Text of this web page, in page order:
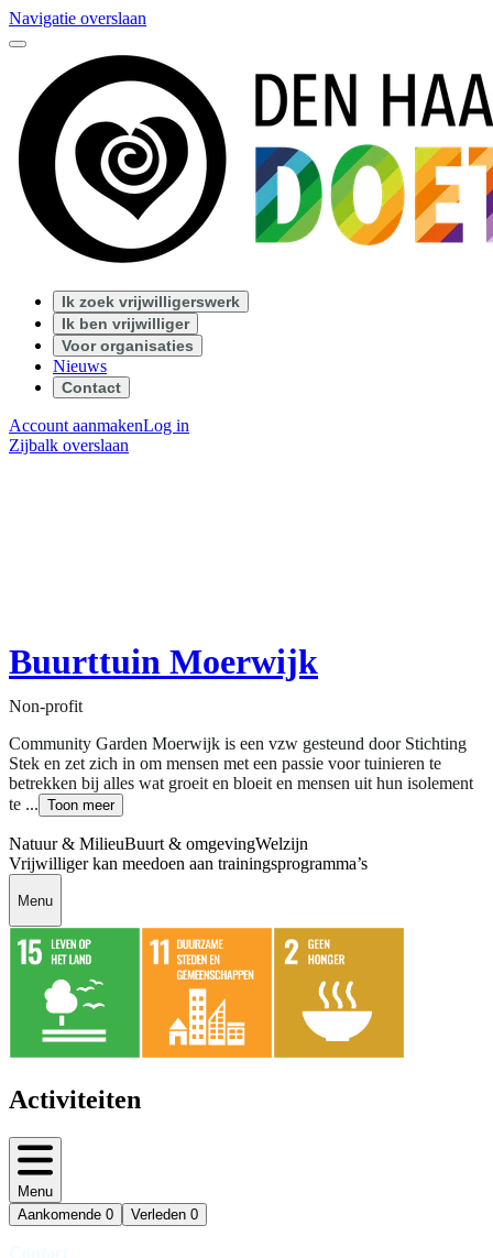
Navigatie overslaan
Ik zoek vrijwilligerswerk
Ik ben vrijwilliger
Voor organisaties
Nieuws
Contact
Account aanmakenLog in
Zijbalk overslaan
Buurttuin Moerwijk
Non-profit
Community Garden Moerwijk is een vzw gesteund door Stichting
Stek en zet zich in om mensen met een passie voor tuinieren te
betrekken bij alles wat groeit en bloeit en mensen uit hun isolement
te ... Toon meer
Natuur & MilieuBuurt & omgevingWelzijn
Vrijwilliger kan meedoen aan trainingsprogramma’s
Menu
Activiteiten
Menu
Aankomende 0 Verleden 0